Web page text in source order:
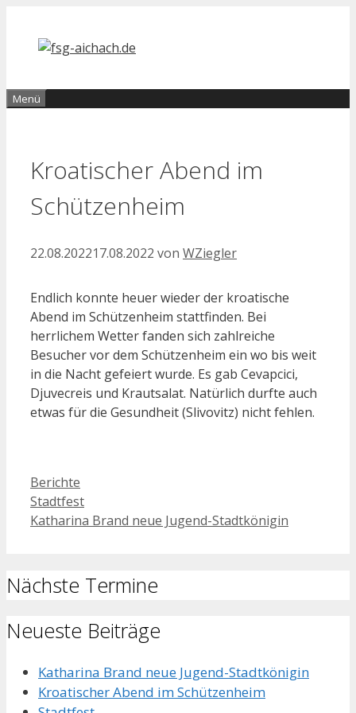
Inhalt
springen
Menü
Kroatischer Abend im
Schützenheim
22.08.202217.08.2022 von WZiegler
Endlich konnte heuer wieder der kroatische
Abend im Schützenheim stattfinden. Bei
herrlichem Wetter fanden sich zahlreiche
Besucher vor dem Schützenheim ein wo bis weit
in die Nacht gefeiert wurde. Es gab Cevapcici,
Djuvecreis und Krautsalat. Natürlich durfte auch
etwas für die Gesundheit (Slivovitz) nicht fehlen.
Kategorien
Berichte
Beitrags-
Navigation
Stadtfest
Katharina Brand neue Jugend-Stadtkönigin
Nächste Termine
Neueste Beiträge
Katharina Brand neue Jugend-Stadtkönigin
Kroatischer Abend im Schützenheim